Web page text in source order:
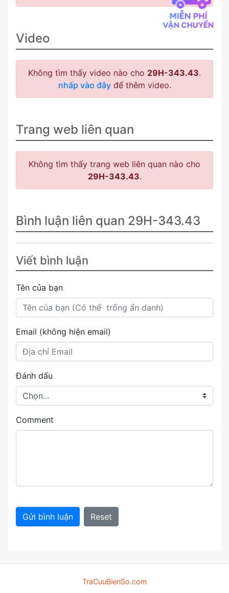
Video
Không tìm thấy video nào cho 29H-343.43.
nhấp vào đâyđể thêm video.
Trang web liên quan
Không tìm thấy trang web liên quan nào cho
29H-343.43.
Bình luận liên quan 29H-343.43
Viết bình luận
Tên của bạn
Email (không hiện email)
Đánh dấu
Comment
Gửi bình luận Reset
TraCuuBienSo.com